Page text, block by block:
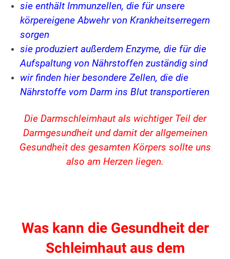
sie enthält Immunzellen, die für unsere
körpereigene Abwehr von Krankheitserregern
sorgen
sie produziert außerdem Enzyme, die für die
Aufspaltung von Nährstoffen zuständig sind
wir finden hier besondere Zellen, die die
Nährstoffe vom Darm ins Blut transportieren
Die Darmschleimhaut als wichtiger Teil der
Darmgesundheit und damit der allgemeinen
Gesundheit des gesamten Körpers sollte uns
also am Herzen liegen.
Was kann die Gesundheit der
Schleimhaut aus dem